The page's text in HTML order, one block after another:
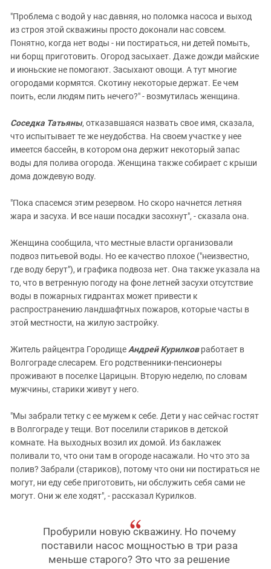
"Проблема с водой у нас давняя, но поломка насоса и выход
из строя этой скважины просто доконали нас совсем.
Понятно, когда нет воды - ни постираться, ни детей помыть,
ни борщ приготовить. Огород засыхает. Даже дожди майские
и июньские не помогают. Засыхают овощи. А тут многие
огородами кормятся. Скотину некоторые держат. Ее чем
поить, если людям пить нечего?" - возмутилась женщина.
Соседка Татьяны, отказавшаяся назвать свое имя, сказала,
что испытывает те же неудобства. На своем участке у нее
имеется бассейн, в котором она держит некоторый запас
воды для полива огорода. Женщина также собирает с крыши
дома дождевую воду.
"Пока спасемся этим резервом. Но скоро начнется летняя
жара и засуха. И все наши посадки засохнут", - сказала она.
Женщина сообщила, что местные власти организовали
подвоз питьевой воды. Но ее качество плохое ("неизвестно,
где воду берут"), и графика подвоза нет. Она также указала на
то, что в ветренную погоду на фоне летней засухи отсутствие
воды в пожарных гидрантах может привести к
распространению ландшафтных пожаров, которые часты в
этой местности, на жилую застройку.
Житель райцентра Городище Андрей Курилковработает в
Волгограде слесарем. Его родственники-пенсионеры
проживают в поселке Царицын. Вторую неделю, по словам
мужчины, старики живут у него.
"Мы забрали тетку с ее мужем к себе. Дети у нас сейчас гостят
в Волгограде у тещи. Вот поселили стариков в детской
комнате. На выходных возил их домой. Из баклажек
поливали то, что они там в огороде насажали. Но что это за
полив? Забрали (стариков), потому что они ни постираться не
могут, ни еду себе приготовить, ни обслужить себя сами не
могут. Они ж еле ходят", - рассказал Курилков.
Пробурили новую скважину. Но почему
поставили насос мощностью в три раза
меньше старого? Это что за решение